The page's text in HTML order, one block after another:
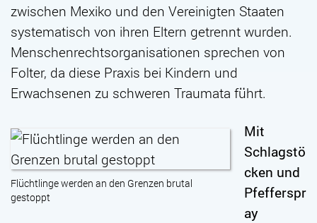
zwischen Mexiko und den Vereinigten Staaten
systematisch von ihren Eltern getrennt wurden.
Menschenrechtsorganisationen sprechen von
Folter, da diese Praxis bei Kindern und
Erwachsenen zu schweren Traumata führt.
Flüchtlinge werden an den Grenzen brutal
gestoppt
Mit
Schlagstö
cken und
Pfefferspr
ay